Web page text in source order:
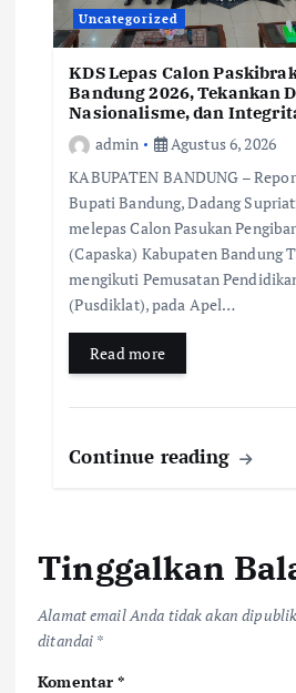
Uncategorized
KDS Lepas Calon
Bandung 2026, Tekankan
Nasionalisme, dan
admin
Agustus 6, 2026
KABUPATEN BANDUNG –
Bupati Bandung, Dadang
melepas Calon Pasukan
(Capaska) Kabupaten Bandung
mengikuti Pemusatan
(Pusdiklat), pada Apel…
Read more
Continue reading
Tinggalkan
Alamat email Anda tidak akan
ditandai *
Komentar*